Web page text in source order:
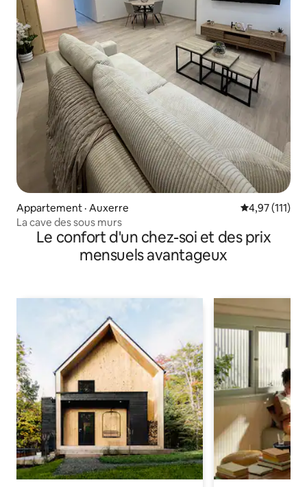
Appartement · Auxerre Note
4,97 (111)
La cave des sous murs
Le confort d'un chez-soi et des prix
mensuels avantageux